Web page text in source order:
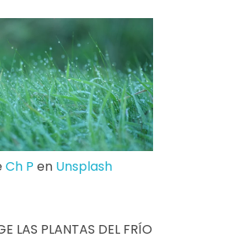
Ch P en Unsplash
LAS PLANTAS DEL FRÍO